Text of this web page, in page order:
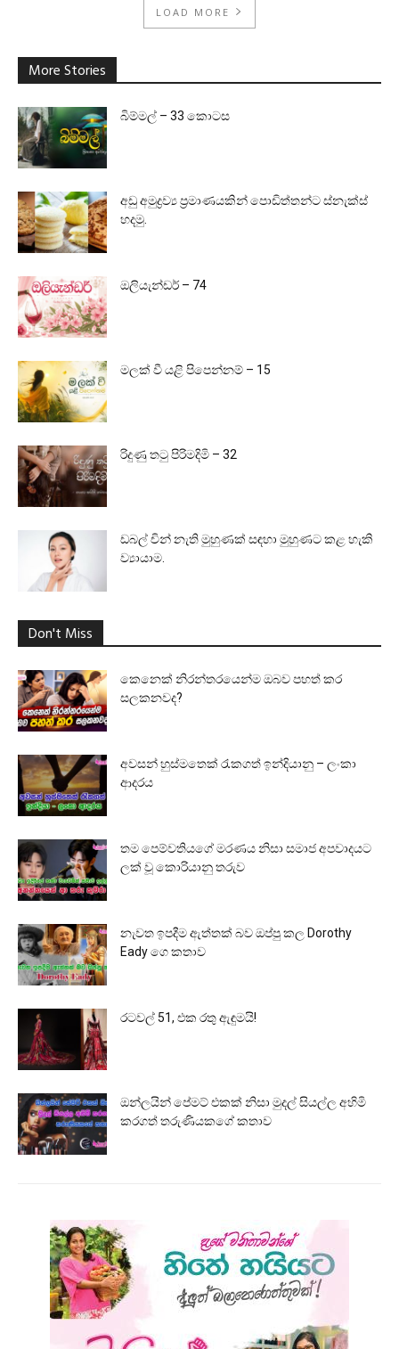
LOAD MORE
More Stories
බිම්මල් – 33 කොටස
අඩු අමුද්‍රව්‍ය ප්‍රමාණයකින් පොඩිත්තන්ට ස්නැක්ස්
හදමු.
ඔලියැන්ඩර් – 74
මලක් වී යළි පිපෙන්නම් – 15
රිදුණු තටු පිරිමදිමි – 32
ඩබල් චින් නැති මුහුණක් සඳහා මුහුණට කළ හැකි
ව්‍යායාම.
Don't Miss
කෙනෙක් නිරන්තරයෙන්ම ඔබව පහත් කර
සලකනවද?
අවසන් හුස්මතෙක් රැකගත් ඉන්දියානු – ලංකා
ආදරය
තම පෙම්වතියගේ මරණය නිසා සමාජ අපවාදයට
ලක් වූ කොරියානු තරුව
නැවත ඉපදීම ඇත්තක් බව ඔප්පු කල Dorothy
Eady ගෙ කතාව
රටවල් 51, එක රතු ඇඳුමයි!
ඔන්ලයින් පේමට් එකක් නිසා මුදල් සියල්ල අහිමි
කරගත් තරුණියකගේ කතාව